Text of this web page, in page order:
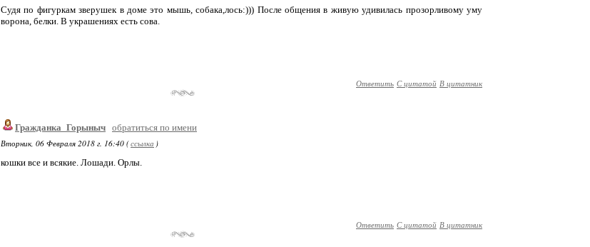
Судя по фигуркам зверушек в доме это мышь, собака,лось:))) После общения в живую удивилась прозорливому уму
ворона, белки. В украшениях есть сова.
Ответить С цитатой В цитатник
Гражданка_Горыныч обратиться по имени
Вторник, 06 Февраля 2018 г. 16:40 (ссылка )
кошки все и всякие. Лошади. Орлы.
Ответить С цитатой В цитатник